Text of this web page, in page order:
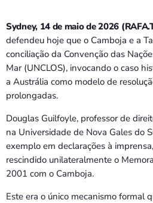
Bom dia RAFA
7:00 AM - 10:00 AM
Sydney, 14 de maio de 2026
defendeu hoje que o Camboja e a
conciliação da Convenção das
Mar (UNCLOS), invocando o caso
a Austrália como modelo de
prolongadas.
Douglas Guilfoyle, professor de
na Universidade de Nova Gales do
exemplo em declarações à
rescindido unilateralmente o
2001 com o Camboja.
Este era o único mecanismo formal